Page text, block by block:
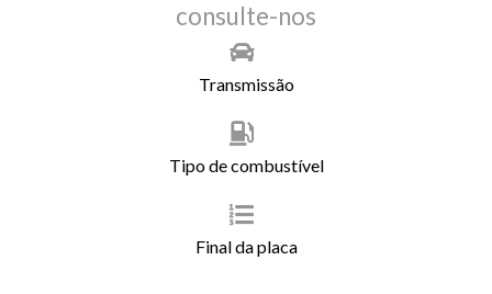
consulte-nos
Transmissão
Tipo de combustível
Final da placa